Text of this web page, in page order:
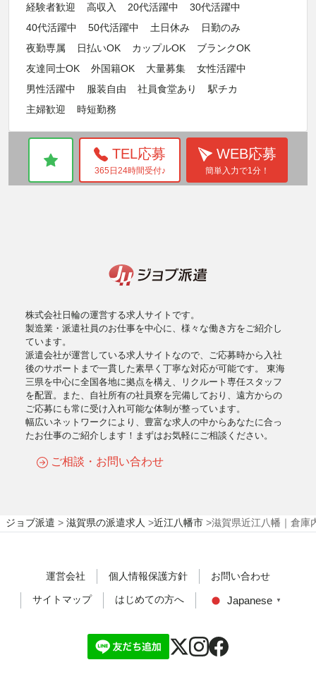
経験者歓迎
高収入 20代活躍中
30代活躍中
40代活躍中
50代活躍中 土日休み
日勤のみ
夜勤専属
日払いOK カップルOK
ブランクOK
友達同士OK
外国籍OK 大量募集
女性活躍中
男性活躍中
服装自由 社員食堂あり
駅チカ
主婦歓迎
時短勤務
WEB応募
簡単入力で1分！
TEL応募
365日24時間受付♪
株式会社日輪の運営する求人サイトです。
製造業・派遣社員のお仕事を中心に、様々な働き方をご紹介し
ています。
派遣会社が運営している求人サイトなので、ご応募時から入社
後のサポートまで一貫した素早く丁寧な対応が可能です。 東海
三県を中心に全国各地に拠点を構え、リクルート専任スタッフ
を配置。また、自社所有の社員寮を完備しており、遠方からの
ご応募にも常に受け入れ可能な体制が整っています。
幅広いネットワークにより、豊富な求人の中からあなたに合っ
たお仕事のご紹介します！まずはお気軽にご相談ください。
ご相談・お問い合わせ
ジョブ派遣 > 滋賀県の派遣求人 >近江八幡市 >滋賀県近江八幡｜倉庫
運営会社 個人情報保護方針 お問い合わせ
サイトマップ はじめての方へ Japanese ▼